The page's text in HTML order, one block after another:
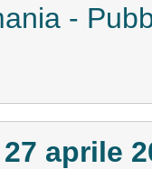
-
aprile